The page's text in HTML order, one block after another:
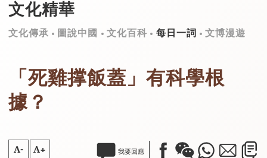
文化精華
文化傳承 圖說中國 文化百科 每日一詞 文博漫遊
「死雞撑飯蓋」有科學根
據？
A- A+ 我要回應